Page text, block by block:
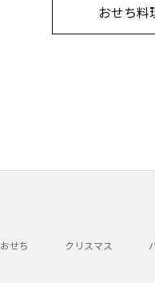
おせち
おせち クリスマス